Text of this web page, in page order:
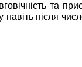
та
навіть після